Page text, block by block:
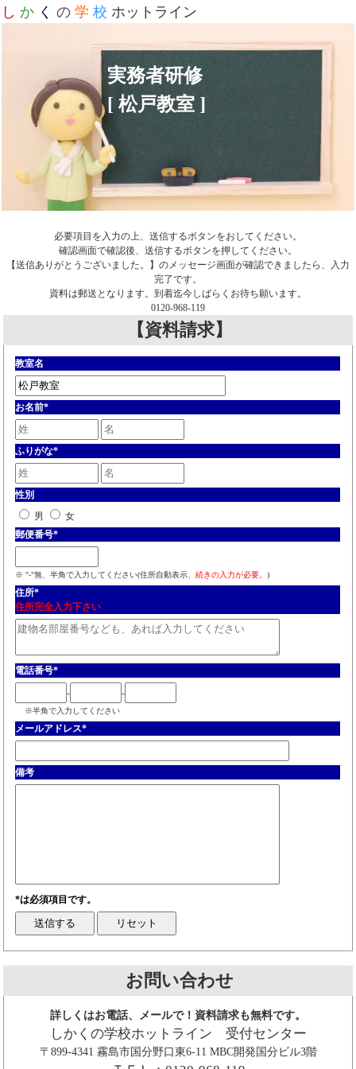
し か く の 学 校 ホットライン
実務者研修
[ 松戸教室 ]
必要項目を入力の上、送信するボタンをおしてください。
確認画面で確認後、送信するボタンを押してください。
【送信ありがとうございました。】のメッセージ画面が確認できましたら、入力
完了です。
資料は郵送となります。到着迄今しばらくお待ち願います。
0120-968-119
【資料請求】
教室名
お名前*
ふりがな*
性別
男
女
郵便番号*
※ "-"無、半角で入力してください(住所自動表示、 続きの入力が必要。 )
住所*
住所完全入力下さい
電話番号*
-
-
※半角で入力してください
メールアドレス*
備考
*は必須項目です。
お問い合わせ
詳しくはお電話、メールで！資料請求も無料です。
しかくの学校ホットライン 受付センター
〒899-4341 霧島市国分野口東6-11 MBC開発国分ビル3階